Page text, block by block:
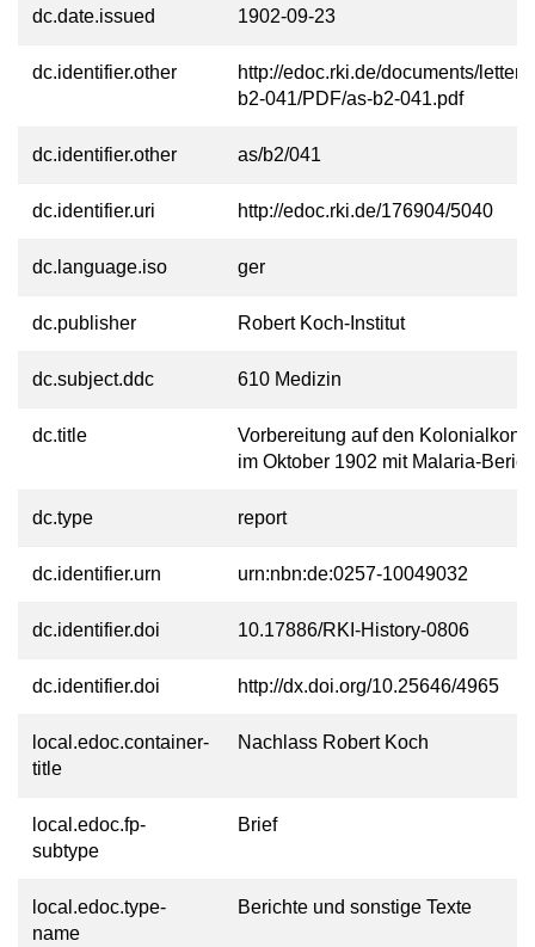
dc.date.issued 1902-09-23
dc.identifier.other
http://edoc.rki.de/documents/
b2-041/PDF/as-b2-041.pdf
dc.identifier.other as/b2/041
dc.identifier.uri http://edoc.rki.de/176904/5040
dc.language.iso ger
dc.publisher Robert Koch-Institut
dc.subject.ddc 610 Medizin
dc.title
Vorbereitung auf den
im Oktober 1902 mit Malaria-
dc.type report
dc.identifier.urn urn:nbn:de:0257-10049032
dc.identifier.doi 10.17886/RKI-History-0806
dc.identifier.doi http://dx.doi.org/10.25646/4965
local.edoc.container-
title
Nachlass Robert Koch
local.edoc.fp-
subtype
Brief
local.edoc.type-
name
Berichte und sonstige Texte